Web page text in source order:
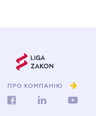
ПРО КОМПАНІЮ